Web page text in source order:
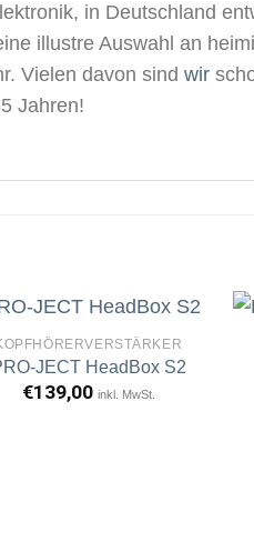
in Deutschland
illustre Auswahl an
Vielen davon sind wir
Jahren!
Artikel
JECT HeadBox S2
€139,00 inkl. MwSt.